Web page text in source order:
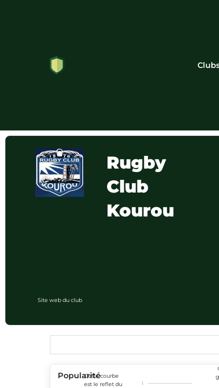
Site web du club
Rugby
Club
Kourou
PopularitéCette courbe
est le reflet du
1